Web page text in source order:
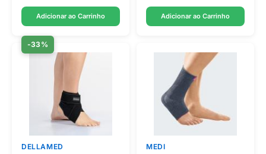
Adicionar ao Carrinho Adicionar ao Carrinho
-33%
DELLAMED
MEDI